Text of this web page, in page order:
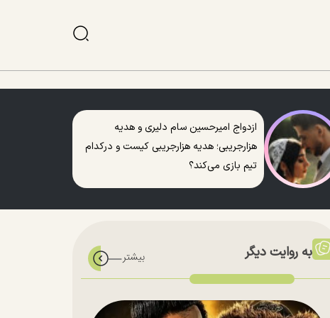
ازدواج امیرحسین سام دلیری و هدیه
هزارجریبی؛ هدیه هزارجریبی کیست و درکدام
تیم بازی می‌کند؟
به روایت دیگر